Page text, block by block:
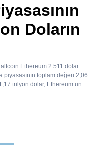
Doların
Ethereum 2.511 dolar
toplam değeri 2,06
trilyon dolar, Ethereum’un